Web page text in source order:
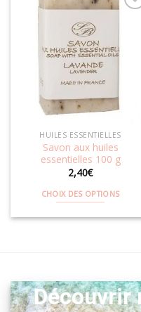
HUILES ESSENTIELLES
Savon aux huiles
essentielles 100 g
2,40€
CHOIX DES OPTIONS
Les
options
Découvrir